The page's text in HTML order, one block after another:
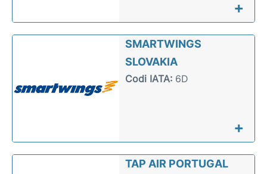
+
SMARTWINGS
SLOVAKIA
Codi IATA:6D
+
TAP AIR PORTUGAL